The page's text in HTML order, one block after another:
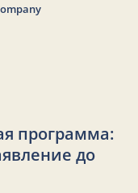
программа:
до